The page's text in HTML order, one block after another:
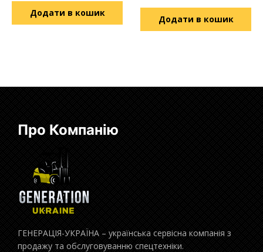
Додати в кошик
Додати в кошик
Про Компанію
ГЕНЕРАЦІЯ-УКРАЇНА – українська сервісна компанія з
продажу та обслуговуванню спецтехніки.